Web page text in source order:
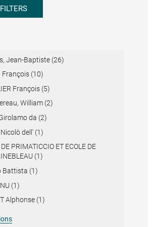
Jean-Baptiste (26)
François (10)
François (5)
William (2)
da (2)
dell' (1)
DE PRIMATICCIO ET ECOLE DE
(1)
Battista (1)
(1)
Alphonse (1)